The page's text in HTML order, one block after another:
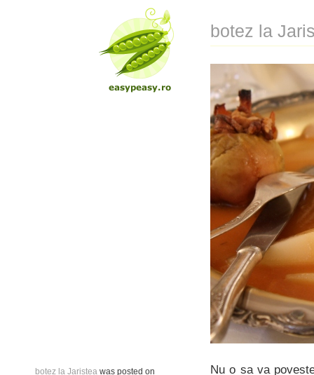
botez la Jaristea was posted on
botez la
Nu o sa va